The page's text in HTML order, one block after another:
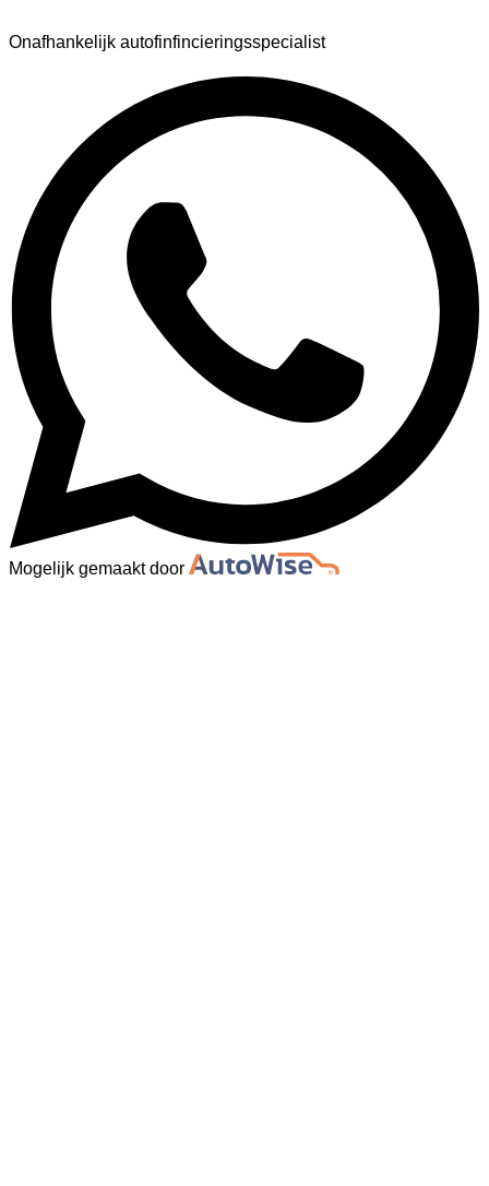
Onafhankelijk autofinfincieringsspecialist
Mogelijk gemaakt door